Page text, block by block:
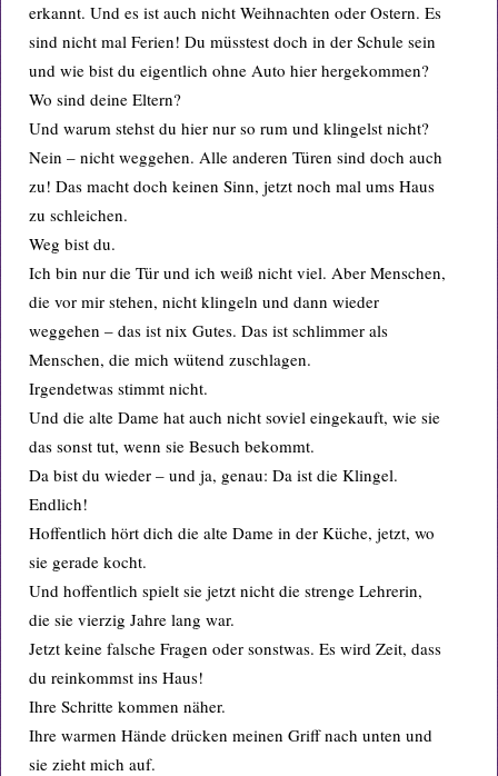
erkannt. Und es ist auch nicht Weihnachten oder Ostern. Es
sind nicht mal Ferien! Du müsstest doch in der Schule sein
und wie bist du eigentlich ohne Auto hier hergekommen?
Wo sind deine Eltern?
Und warum stehst du hier nur so rum und klingelst nicht?
Nein – nicht weggehen. Alle anderen Türen sind doch auch
zu! Das macht doch keinen Sinn, jetzt noch mal ums Haus
zu schleichen.
Weg bist du.
Ich bin nur die Tür und ich weiß nicht viel. Aber Menschen,
die vor mir stehen, nicht klingeln und dann wieder
weggehen – das ist nix Gutes. Das ist schlimmer als
Menschen, die mich wütend zuschlagen.
Irgendetwas stimmt nicht.
Und die alte Dame hat auch nicht soviel eingekauft, wie sie
das sonst tut, wenn sie Besuch bekommt.
Da bist du wieder – und ja, genau: Da ist die Klingel.
Endlich!
Hoffentlich hört dich die alte Dame in der Küche, jetzt, wo
sie gerade kocht.
Und hoffentlich spielt sie jetzt nicht die strenge Lehrerin,
die sie vierzig Jahre lang war.
Jetzt keine falsche Fragen oder sonstwas. Es wird Zeit, dass
du reinkommst ins Haus!
Ihre Schritte kommen näher.
Ihre warmen Hände drücken meinen Griff nach unten und
sie zieht mich auf.